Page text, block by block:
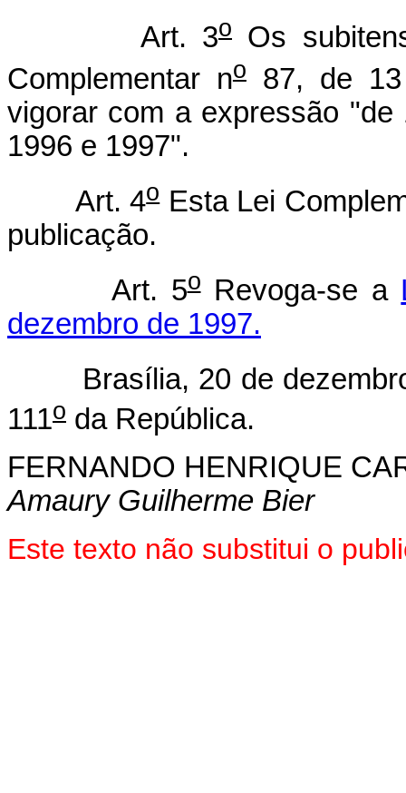
Art. 3o
Os
Complementar no87, de 13
vigorar com a expressão
1996 e 1997".
Art. 4oEsta Lei
publicação.
Art. 5oRevoga-se a
dezembro de 1997.
Brasília, 20 de dezembro
111o da República.
FERNANDO HENRIQUE
Amaury Guilherme Bier
Este texto não substitui o